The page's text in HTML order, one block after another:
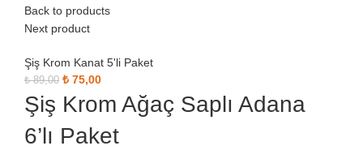
Back to products
Next product
Şiş Krom Kanat 5'li Paket
₺89,00 Orijinal fiyat: ₺ 89,00.
₺ 75,00
Şiş Krom Ağaç Saplı Adana
6’lı Paket